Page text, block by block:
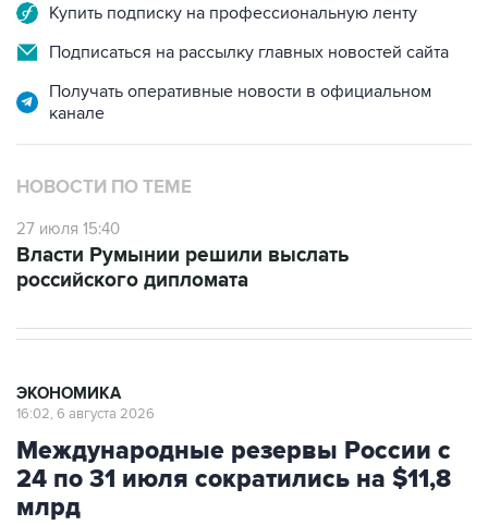
Купить подписку на профессиональную ленту
Подписаться на рассылку главных новостей сайта
Получать оперативные новости в официальном
канале
НОВОСТИ ПО ТЕМЕ
27 июля 15:40
Власти Румынии решили выслать
российского дипломата
ЭКОНОМИКА
16:02, 6 августа 2026
Международные резервы России с
24 по 31 июля сократились на $11,8
млрд